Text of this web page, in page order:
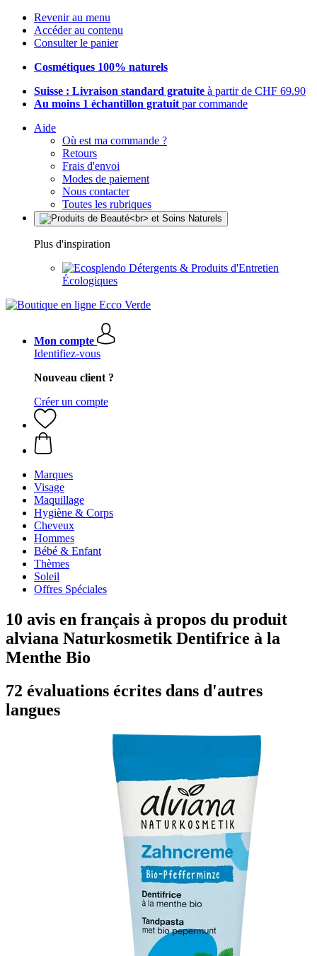
Revenir au menu
Accéder au contenu
Consulter le panier
Cosmétiques 100% naturels
Suisse : Livraison standard gratuite à partir de CHF 69.90
Au moins 1 échantillon gratuit par commande
Aide
Où est ma commande ?
Retours
Frais d'envoi
Modes de paiement
Nous contacter
Toutes les rubriques
Plus d'inspiration
Détergents & Produits d'Entretien
Écologiques
Mon compte
Identifiez-vous
Nouveau client ?
Créer un compte
Marques
Visage
Maquillage
Hygiène & Corps
Cheveux
Hommes
Bébé & Enfant
Thèmes
Soleil
Offres Spéciales
10 avis en français à propos du produit
alviana Naturkosmetik Dentifrice à la
Menthe Bio
72 évaluations écrites dans d'autres
langues